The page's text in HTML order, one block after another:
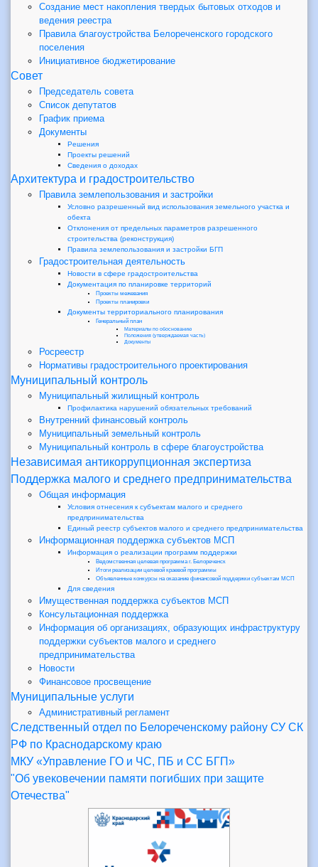
Создание мест накопления твердых бытовых отходов и
ведения реестра
Правила благоустройства Белореченского городского
поселения
Инициативное бюджетирование
Совет
Председатель совета
Список депутатов
График приема
Документы
Решения
Проекты решений
Сведения о доходах
Архитектура и градостроительство
Правила землепользования и застройки
Условно разрешенный вид использования земельного участка и
обекта
Отклонения от предельных параметров разрешенного
строительства (реконструкция)
Правила землепользования и застройки БГП
Градостроительная деятельность
Новости в сфере градостроительства
Документация по планировке территорий
Проекты межевания
Проекты планировки
Документы территориального планирования
Генеральный план
Материалы по обоснованию
Положения (утверждаемая часть)
Документы
Росреестр
Нормативы градостроительного проектирования
Муниципальный контроль
Муниципальный жилищный контроль
Профилактика нарушений обязательных требований
Внутренний финансовый контроль
Муниципальный земельный контроль
Муниципальный контроль в сфере благоустройства
Независимая антикоррупционная экспертиза
Поддержка малого и среднего предпринимательства
Общая информация
Условия отнесения к субъектам малого и среднего
предпринимательства
Единый реестр субъектов малого и среднего предпринимательства
Информационная поддержка субъектов МСП
Информация о реализации программ поддержки
Ведомственная целевая программа г. Белореченск
Итоги реализации целевой краевой программы
Объявленные конкурсы на оказание финансовой поддержки субъектам МСП
Для сведения
Имущественная поддержка субъектов МСП
Консультационная поддержка
Информация об организациях, образующих инфраструктуру
поддержки субъектов малого и среднего
предпринимательства
Новости
Финансовое просвещение
Муниципальные услуги
Административный регламент
Следственный отдел по Белореченскому району СУ СК
РФ по Краснодарскому краю
МКУ «Управление ГО и ЧС, ПБ и СС БГП»
"Об увековечении памяти погибших при защите
Отечества"